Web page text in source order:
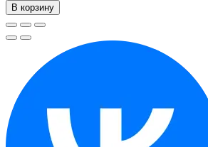
В корзину